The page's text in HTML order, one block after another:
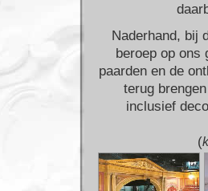
Naderhand, bij
beroep op ons
paarden en de
terug
inclusief
(